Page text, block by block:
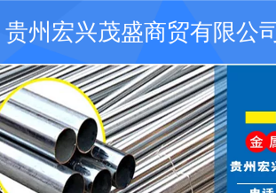
贵州宏兴茂盛商贸有限公